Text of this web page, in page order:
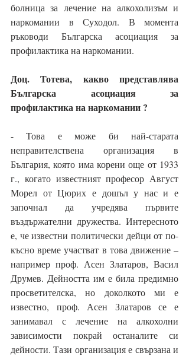
болница за лечение на алкохолизъм и
наркомании в Суходол. В момента
ръководи Българска асоциация за
профилактика на наркомании.
Доц. Тотева, какво представлява
Българска асоциация за
профилактика на наркомании ?
- Това е може би най-старата
неправителствена организация в
България, която има корени още от 1933
г., когато известният професор Август
Морел от Цюрих е дошъл у нас и е
започнал да учредява първите
въздържателни дружества. Интересното
е, че известни политически дейци от по-
късно време участват в това движение –
например проф. Асен Златаров, Васил
Друмев. Дейността им е била предимно
просветителска, но доколкото ми е
известно, проф. Асен Златаров се е
занимавал с лечение на алкохолни
зависимости покрай останалите си
дейности. Тази организация е свързана и